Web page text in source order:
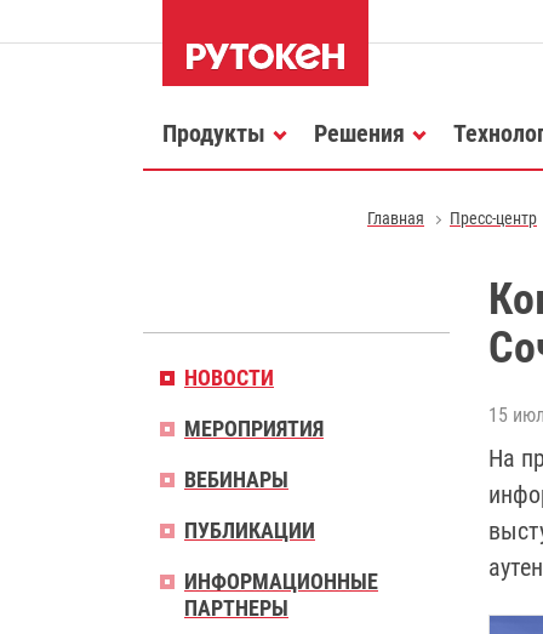
Продукты Решения
Главная Пресс-центр
15
На
НОВОСТИ
МЕРОПРИЯТИЯ
ВЕБИНАРЫ
ПУБЛИКАЦИИ
ИНФОРМАЦИОННЫЕ
ПАРТНЕРЫ